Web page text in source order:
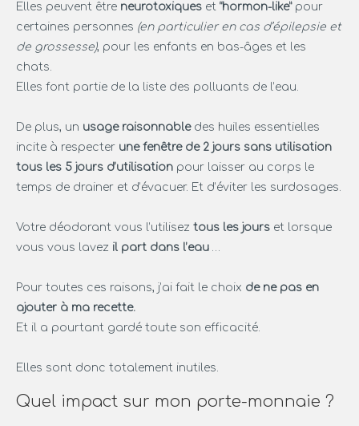
Elles peuvent être neurotoxiques et “hormon-like”pour
certaines personnes (en particulier en cas d’épilepsie et
de grossesse), pour les enfants en bas-âges et les
chats.
Elles font partie de la liste des polluants de l’eau.
De plus, un usage raisonnabledes huiles essentielles
incite à respecter une fenêtre de 2 jours sans utilisation
tous les 5 jours d’utilisation pour laisser au corps le
temps de drainer et d’évacuer. Et d’éviter les surdosages.
Votre déodorant vous l’utilisez tous les jours et lorsque
vous vous lavez il part dans l’eau …
Pour toutes ces raisons, j’ai fait le choix de ne pas en
ajouter à ma recette.
Et il a pourtant gardé toute son efficacité.
Elles sont donc totalement inutiles.
Quel impact sur mon porte-monnaie ?